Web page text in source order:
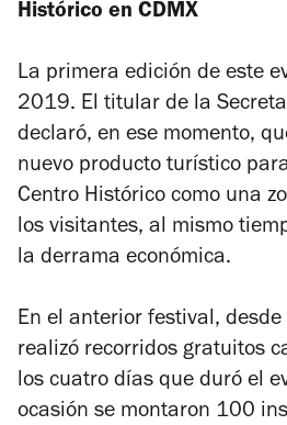
Histórico en CDMX
La primera edición de este
2019. El titular de la
declaró, en ese momento,
nuevo producto turístico
Centro Histórico como una
los visitantes, al mismo
la derrama económica.
En el anterior festival,
realizó recorridos gratuitos
los cuatro días que duró el
ocasión se montaron 100